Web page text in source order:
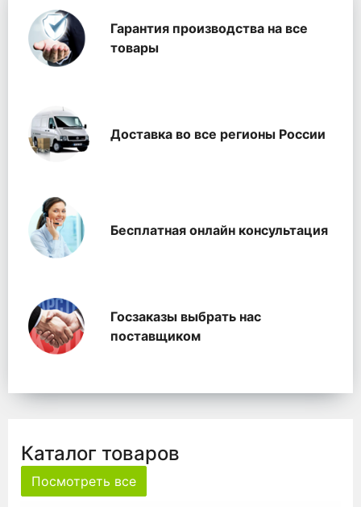
WhitePackГарантия производства на все
товары
Доставка во все регионы России
Бесплатная онлайн консультация
Госзаказы выбрать нас
поставщиком
Каталог товаров
Посмотреть все